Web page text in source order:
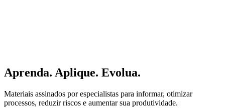
Aprenda. Aplique. Evolua.
Materiais assinados por especialistas para informar, otimizar
processos, reduzir riscos e aumentar sua produtividade.